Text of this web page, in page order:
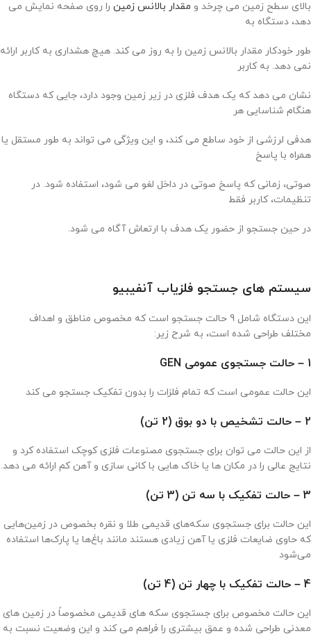
بالای سطح زمین می چرخد و مقدار بالانس زمین را روی صفحه نمایش می
دهد، دستگاه به
طور خودکار مقدار بالانس زمین را به روز می کند. هیچ هشداری به کاربر ارائه
نمی دهد. به کاربر
نشان می دهد که یک هدف فلزی در زیر زمین وجود دارد، جایی که دستگاه
هنگام شناسایی هر
هدفی لرزشی از خود ساطع می کند، و این ویژگی می تواند به طور مستقل یا
همراه با پاسخ
صوتی، زمانی که پاسخ صوتی در داخل لغو می شود، استفاده شود. در
تنظیمات، کاربر فقط
در حین جستجو از حضور یک هدف با ارتعاش آگاه می شود.
سیستم های جستجو فلزیاب آنفیبیو
این دستگاه شامل 9 حالت جستجو است که مخصوص مناطق و اهداف
مختلف طراحی شده است، به شرح زیر:
1 – حالت جستجوی عمومی GEN
این حالت عمومی است که تمام فلزات را بدون تفکیک جستجو می کند
2 – حالت تشخیص با دو بوق (2 تن)
از این حالت می توان برای جستجوی مصنوعات فلزی کوچک استفاده کرد و
نتایج عالی را در مکان ها یا خاک هایی با کانی سازی و آهن کم ارائه می دهد.
3 – حالت تفکیک با سه تن (3 تن)
این حالت برای جستجوی سکه‌های قدیمی طلا و نقره بخصوص در زمین‌هایی
که حاوی ضایعات فلزی یا آهن زیادی هستند مانند باغ‌ها یا پارک‌ها استفاده
می‌شود
4 – حالت تفکیک با چهار تن (4 تن)
این حالت مخصوص برای جستجوی سکه های قدیمی مخصوصاً در زمین های
معدنی طراحی شده و عمق بیشتری را فراهم می کند و این وضعیت نسبت به